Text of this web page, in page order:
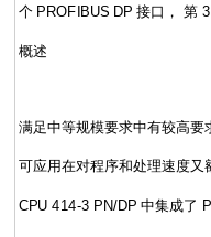
个 PROFIBUS DP 接口， 第
概述
满足中等规模要求中有较高要
可应用在对程序和处理速度又
CPU 414-3 PN/DP 中集成了